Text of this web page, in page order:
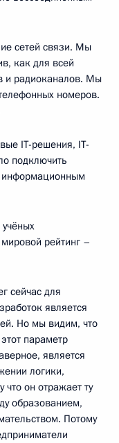
сетей связи. Мы
как для всей
и радиоканалов. Мы
номеров.
IT-решения, IT-
подключить
информационным
рейтинг –
сейчас для
является
Но мы видим, что
параметр
является
логики,
что он отражает ту
образованием,
Потому